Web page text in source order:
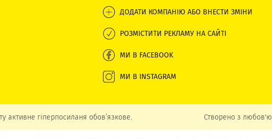
ДОДАТИ КОМПАНІЮ АБО ВНЕСТИ ЗМІНИ
РОЗМІСТИТИ РЕКЛАМУ НА САЙТІ
МИ В FACEBOOK
МИ В INSTAGRAM
активне гіперпосиланя обов’язкове. Створено з